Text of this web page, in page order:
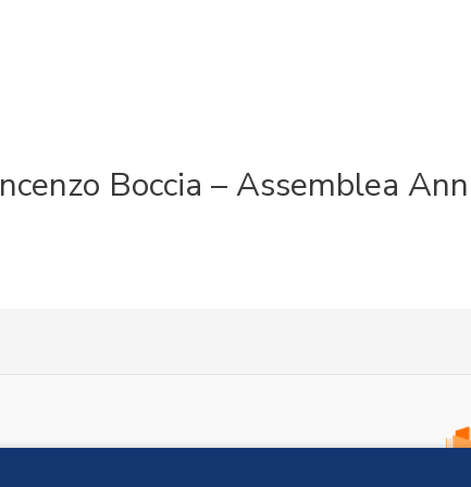
Boccia – Assemblea